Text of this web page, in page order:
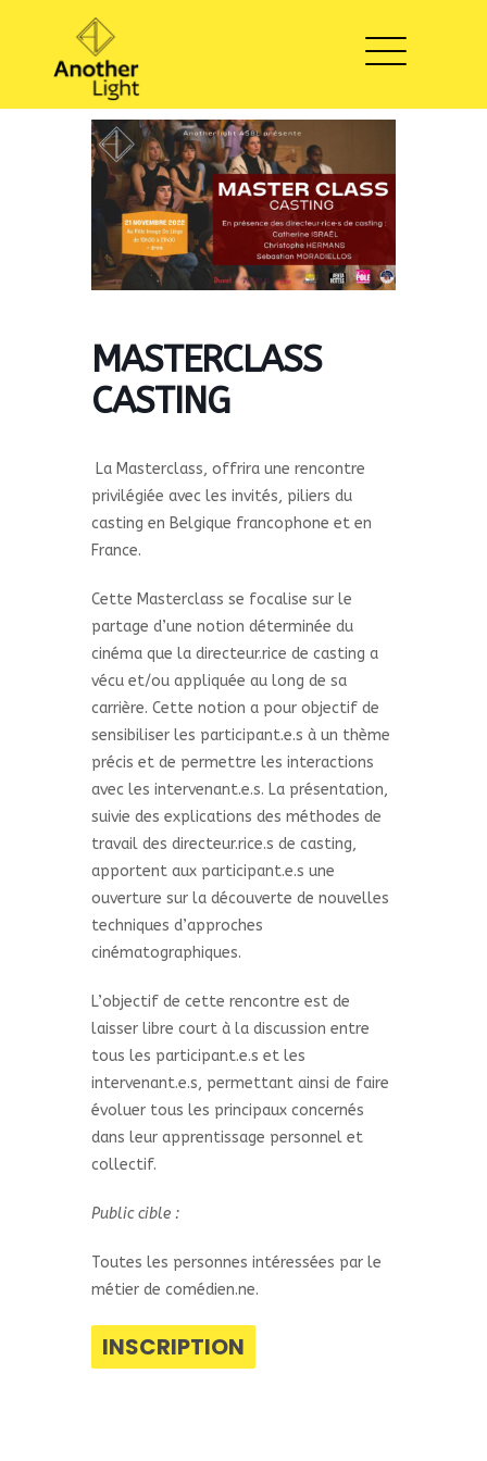
MASTERCLASS
CASTING
La Masterclass, offrira une rencontre
privilégiée avec les invités, piliers du
casting en Belgique francophone et en
France.
Cette Masterclass se focalise sur le
partage d’une notion déterminée du
cinéma que la directeur.rice de casting a
vécu et/ou appliquée au long de sa
carrière. Cette notion a pour objectif de
sensibiliser les participant.e.s à un thème
précis et de permettre les interactions
avec les intervenant.e.s. La présentation,
suivie des explications des méthodes de
travail des directeur.rice.s de casting,
apportent aux participant.e.s une
ouverture sur la découverte de nouvelles
techniques d’approches
cinématographiques.
L’objectif de cette rencontre est de
laisser libre court à la discussion entre
tous les participant.e.s et les
intervenant.e.s, permettant ainsi de faire
évoluer tous les principaux concernés
dans leur apprentissage personnel et
collectif.
Public cible :
Toutes les personnes intéressées par le
métier de comédien.ne.
INSCRIPTION